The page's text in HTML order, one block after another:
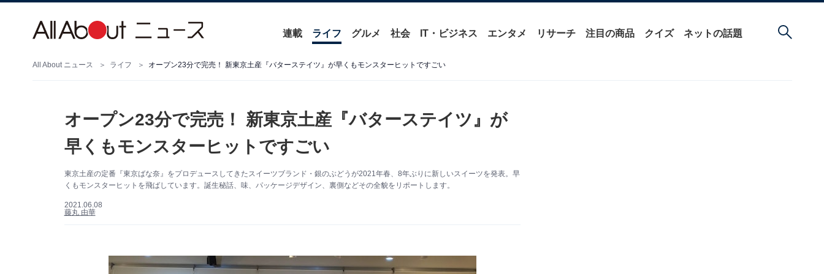
連載 ライフ グルメ 社会 IT・ビジネス エンタメ リサーチ 注目の商品 クイズ ネットの話題
All About ニュース ライフ オープン23分で完売！ 新東京土産『バターステイツ』が早くもモンスターヒットですごい
オープン23分で完売！ 新東京土産『バターステイツ』が
早くもモンスターヒットですごい
東京土産の定番『東京ばな奈』をプロデュースしてきたスイーツブランド・銀のぶどうが2021年春、8年ぶりに新しいスイーツを発表。早
くもモンスターヒットを飛ばしています。誕生秘話、味、パッケージデザイン、裏側などその全貌をリポートします。
2021.06.08
藤丸 由華